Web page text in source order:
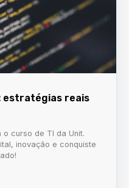
estratégias reais
curso de TI da Unit.
inovação e conquiste